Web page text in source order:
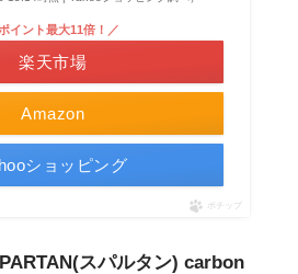
Amazon
イント最大11倍！／
楽天市場
ショッピング
ポチップ
スパルタン) carbon